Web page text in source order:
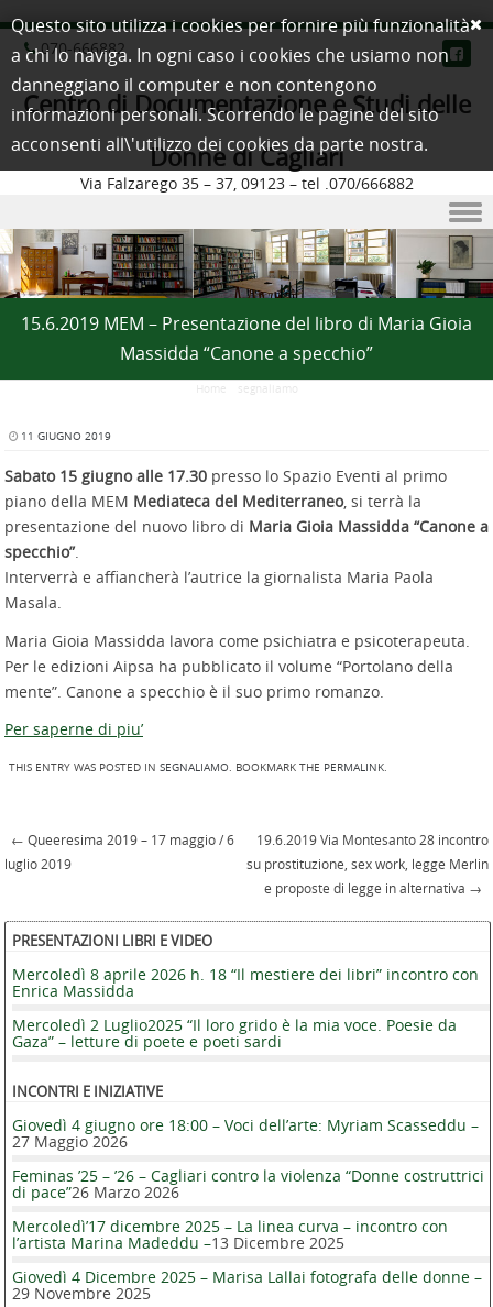
070-666882
Centro di Documentazione e Studi delle
Donne di Cagliari
Via Falzarego 35 – 37, 09123 – tel .070/666882
Skip to content
15.6.2019 MEM – Presentazione del libro di Maria Gioia
Massidda “Canone a specchio”
Home segnaliamo
11 GIUGNO 2019
Sabato 15 giugno alle 17.30 presso lo Spazio Eventi al primo
piano della MEM Mediateca del Mediterraneo, si terrà la
presentazione del nuovo libro di Maria Gioia Massidda “Canone a
specchio”.
Interverrà e affiancherà l’autrice la giornalista Maria Paola
Masala.
Maria Gioia Massidda lavora come psichiatra e psicoterapeuta.
Per le edizioni Aipsa ha pubblicato il volume “Portolano della
mente”. Canone a specchio è il suo primo romanzo.
Per saperne di piu’
THIS ENTRY WAS POSTED IN SEGNALIAMO. BOOKMARK THE PERMALINK.
Post navigation
← Queeresima 2019 – 17 maggio / 6
luglio 2019
19.6.2019 Via Montesanto 28 incontro
su prostituzione, sex work, legge Merlin
e proposte di legge in alternativa →
PRESENTAZIONI LIBRI E VIDEO
Mercoledì 8 aprile 2026 h. 18 “Il mestiere dei libri” incontro con
Enrica Massidda
Mercoledì 2 Luglio2025 “Il loro grido è la mia voce. Poesie da
Gaza” – letture di poete e poeti sardi
INCONTRI E INIZIATIVE
Giovedì 4 giugno ore 18:00 – Voci dell’arte: Myriam Scasseddu –
27 Maggio 2026
Feminas ’25 – ’26 – Cagliari contro la violenza “Donne costruttrici
di pace”26 Marzo 2026
Mercoledì’17 dicembre 2025 – La linea curva – incontro con
l’artista Marina Madeddu –13 Dicembre 2025
Giovedì 4 Dicembre 2025 – Marisa Lallai fotografa delle donne –
29 Novembre 2025
Questo sito utilizza i cookies per fornire più funzionalità
a chi lo naviga. In ogni caso i cookies che usiamo non
danneggiano il computer e non contengono
informazioni personali. Scorrendo le pagine del sito
acconsenti all\'utilizzo dei cookies da parte nostra.